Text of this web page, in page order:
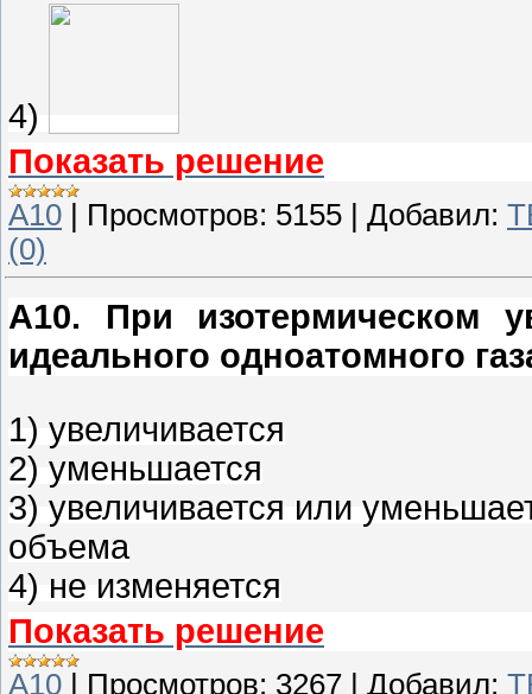
4)
Показать решение
A10 Просмотров: 5155 Добавил:
(0)
A10. При изотермическом
идеального одноатомного
1) увеличивается
2) уменьшается
3) увеличивается или
объема
4) не изменяется
Показать решение
A10 | Просмотров: 3267 | Добавил: